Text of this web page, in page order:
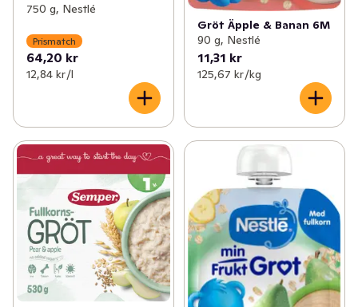
750 g, Nestlé
Prismatch
64,20 kr
12,84 kr /l
Gröt Äpple & Banan 6M
90 g, Nestlé
11,31 kr
125,67 kr /kg